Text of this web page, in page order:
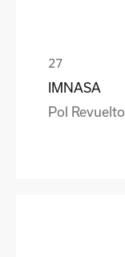
IMNASA
Pol Revuelto